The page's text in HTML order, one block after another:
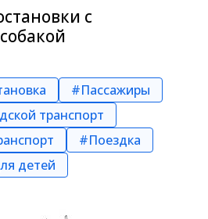
с
#Пассажиры
транспорт
#Поездка
детей